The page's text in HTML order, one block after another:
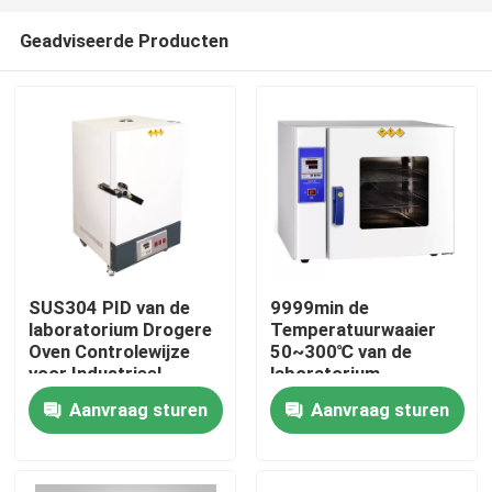
Thuis
Over ons
Contacten
Geadviseerde Producten
SUS304 PID van de
laboratorium Drogere
Oven Controlewijze
voor Industrieel
Aanvraag sturen
9999min de
Temperatuurwaaier
50~300℃ van de
laboratorium
Droogoven 1000W
SUS304Aanvraag sturen